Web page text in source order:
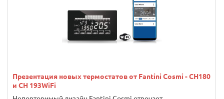
Презентация новых термостатов от Fantini Cosmi - CH180
и CH 193WiFi